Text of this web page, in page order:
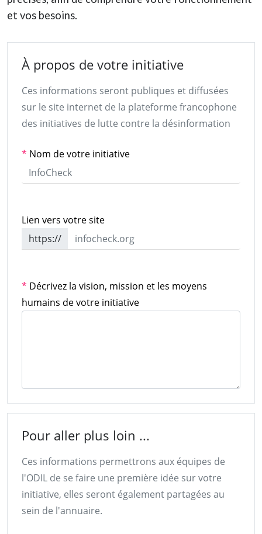
et vos besoins.
À propos de votre initiative
Ces informations seront publiques et diffusées
sur le site internet de la plateforme francophone
des initiatives de lutte contre la désinformation
* Nom de votre initiative
Lien vers votre site
https://
* Décrivez la vision, mission et les moyens
humains de votre initiative
Pour aller plus loin ...
Ces informations permettrons aux équipes de
l'ODIL de se faire une première idée sur votre
initiative, elles seront également partagées au
sein de l'annuaire.